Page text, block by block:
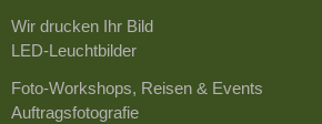
Wir drucken Ihr Bild
LED-Leuchtbilder
Foto-Workshops, Reisen & Events
Auftragsfotografie